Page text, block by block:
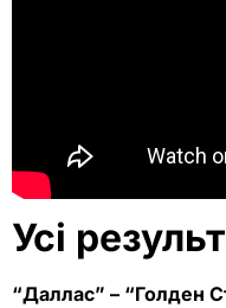
Усі
“Даллас” – “Голден